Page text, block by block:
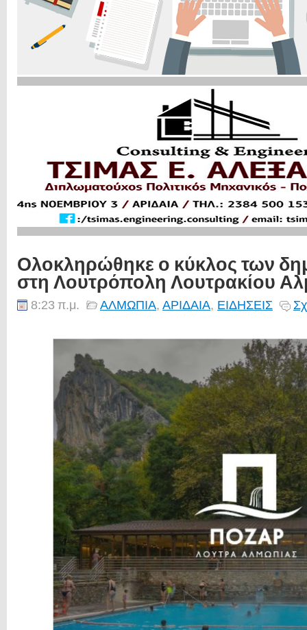
Ολοκληρώθηκε ο κύκλος των
στη Λουτρόπολη Λουτρακίου
8:23 π.μ. ΑΛΜΩΠΙΑ, ΑΡΙΔΑΙΑ, ΕΙΔΗΣΕΙΣ